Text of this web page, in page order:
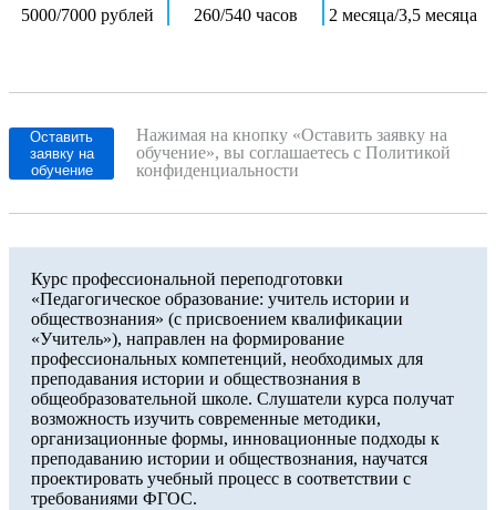
5000/7000 рублей 260/540 часов 2 месяца/3,5 месяца
Оставить
заявку на
обучение
Нажимая на кнопку «Оставить заявку на
обучение», вы соглашаетесь с Политикой
конфиденциальности
Курс профессиональной переподготовки
«Педагогическое образование: учитель истории и
обществознания» (с присвоением квалификации
«Учитель»), направлен на формирование
профессиональных компетенций, необходимых для
преподавания истории и обществознания в
общеобразовательной школе. Слушатели курса получат
возможность изучить современные методики,
организационные формы, инновационные подходы к
преподаванию истории и обществознания, научатся
проектировать учебный процесс в соответствии с
требованиями ФГОС.